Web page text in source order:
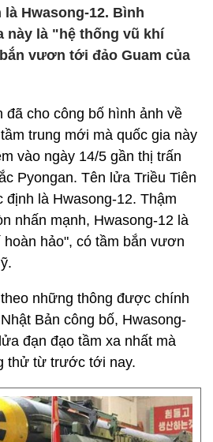
Hwasong-12. Bình
này là "hệ thống vũ khí
vươn tới đảo Guam của
đã cho công bố hình ảnh về
trung mới mà quốc gia này
vào ngày 14/5 gần thị trấn
Pyongan. Tên lửa Triều Tiên
là Hwasong-12. Thậm
nhấn mạnh, Hwasong-12 là
hoàn hảo", có tầm bắn vươn
những thông được chính
Bản công bố, Hwasong-
đạn đạo tầm xa nhất mà
thử từ trước tới nay.